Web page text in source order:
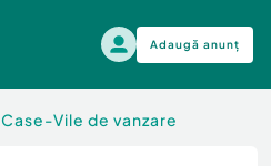
Adaugă anunț
Case-Vile de vanzare